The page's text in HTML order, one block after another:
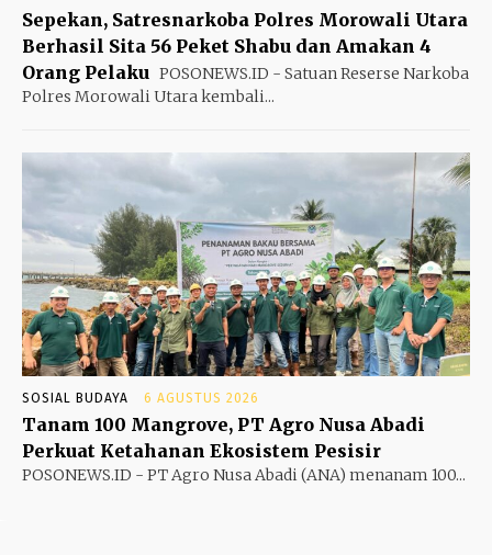
Sepekan, Satresnarkoba Polres Morowali Utara
Berhasil Sita 56 Peket Shabu dan Amakan 4
Orang Pelaku POSONEWS.ID - Satuan Reserse Narkoba
Polres Morowali Utara kembali...
SOSIAL BUDAYA 6 AGUSTUS 2026
Tanam 100 Mangrove, PT Agro Nusa Abadi
Perkuat Ketahanan Ekosistem Pesisir
POSONEWS.ID - PT Agro Nusa Abadi (ANA) menanam 100...